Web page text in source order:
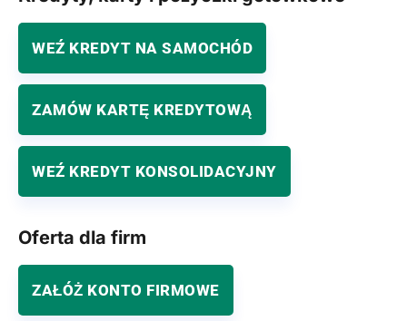
WEŹ KREDYT NA SAMOCHÓD
ZAMÓW KARTĘ KREDYTOWĄ
WEŹ KREDYT KONSOLIDACYJNY
Oferta dla firm
ZAŁÓŻ KONTO FIRMOWE